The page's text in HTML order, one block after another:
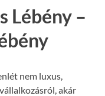
Lébény –
nem luxus,
akár